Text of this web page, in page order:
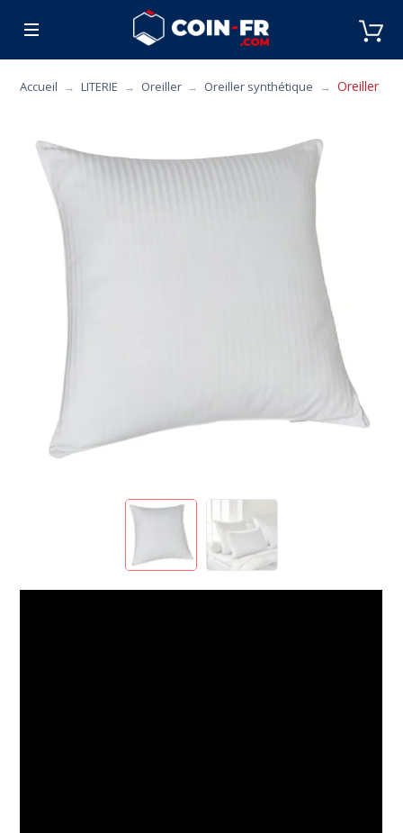
CUISINE MOBILIER
Accueil LITERIE Oreiller Oreiller synthétique Oreiller